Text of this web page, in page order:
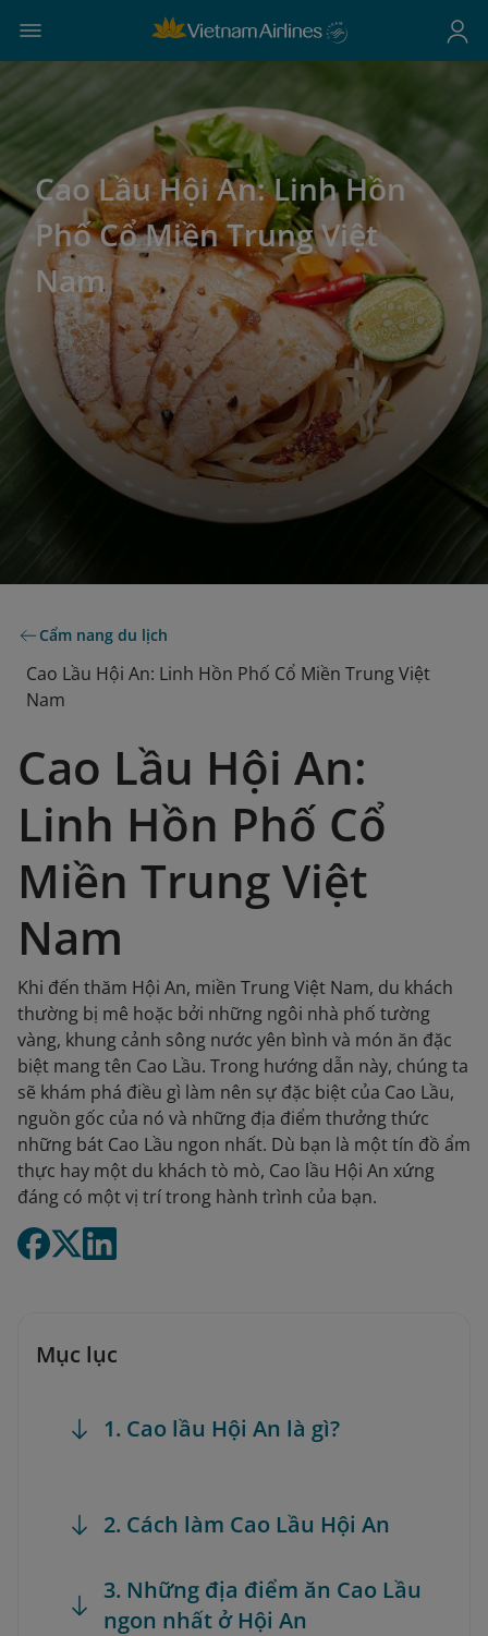
Cao Lầu Hội An: Linh Hồn
Phố Cổ Miền Trung Việt
Nam
Cẩm nang du lịch
Cao Lầu Hội An: Linh Hồn Phố Cổ Miền Trung Việt
Nam
Cao Lầu Hội An:
Linh Hồn Phố Cổ
Miền Trung Việt
Nam
Khi đến thăm Hội An, miền Trung Việt Nam, du khách
thường bị mê hoặc bởi những ngôi nhà phố tường
vàng, khung cảnh sông nước yên bình và món ăn đặc
biệt mang tên Cao Lầu. Trong hướng dẫn này, chúng ta
sẽ khám phá điều gì làm nên sự đặc biệt của Cao Lầu,
nguồn gốc của nó và những địa điểm thưởng thức
những bát Cao Lầu ngon nhất. Dù bạn là một tín đồ ẩm
thực hay một du khách tò mò, Cao lầu Hội An xứng
đáng có một vị trí trong hành trình của bạn.
Mục lục
1. Cao lầu Hội An là gì?
2. Cách làm Cao Lầu Hội An
3. Những địa điểm ăn Cao Lầu
ngon nhất ở Hội An